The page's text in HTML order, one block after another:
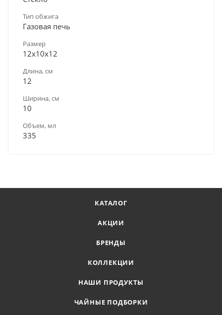
Тип обжига
Газовая печь
Размер
12х10х12
Длина, см
12
Ширина, см
10
Объем, мл
335
КАТАЛОГ
АКЦИИ
БРЕНДЫ
КОЛЛЕКЦИИ
НАШИ ПРОДУКТЫ
ЧАЙНЫЕ ПОДБОРКИ